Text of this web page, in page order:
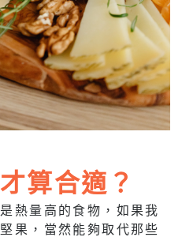
算合適？
熱量高的食物，如果我
果，當然能夠取代那些